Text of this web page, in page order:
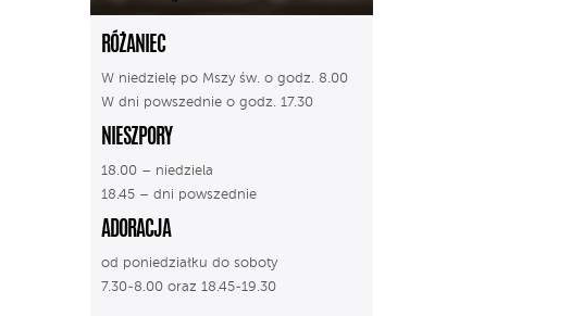
RÓŻANIEC
W niedzielę po Mszy św. o godz. 8.00
W dni powszednie o godz. 17.30
NIESZPORY
18.00 – niedziela
18.45 – dni powszednie
ADORACJA
od poniedziałku do soboty
7.30-8.00 oraz 18.45-19.30